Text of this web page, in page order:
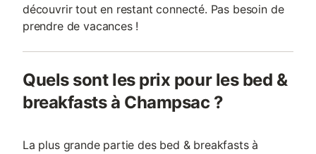
découvrir tout en restant connecté. Pas besoin de
prendre de vacances !
Quels sont les prix pour les bed &
breakfasts à Champsac ?
La plus grande partie des bed & breakfasts à